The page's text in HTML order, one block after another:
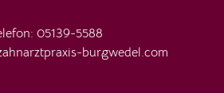
05139-5588
burgwedel.com